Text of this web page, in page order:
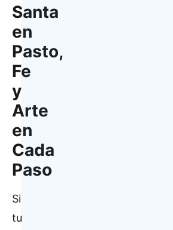
Santa
en
Pasto,
Fe
y
Arte
en
Cada
Paso
Si
tu